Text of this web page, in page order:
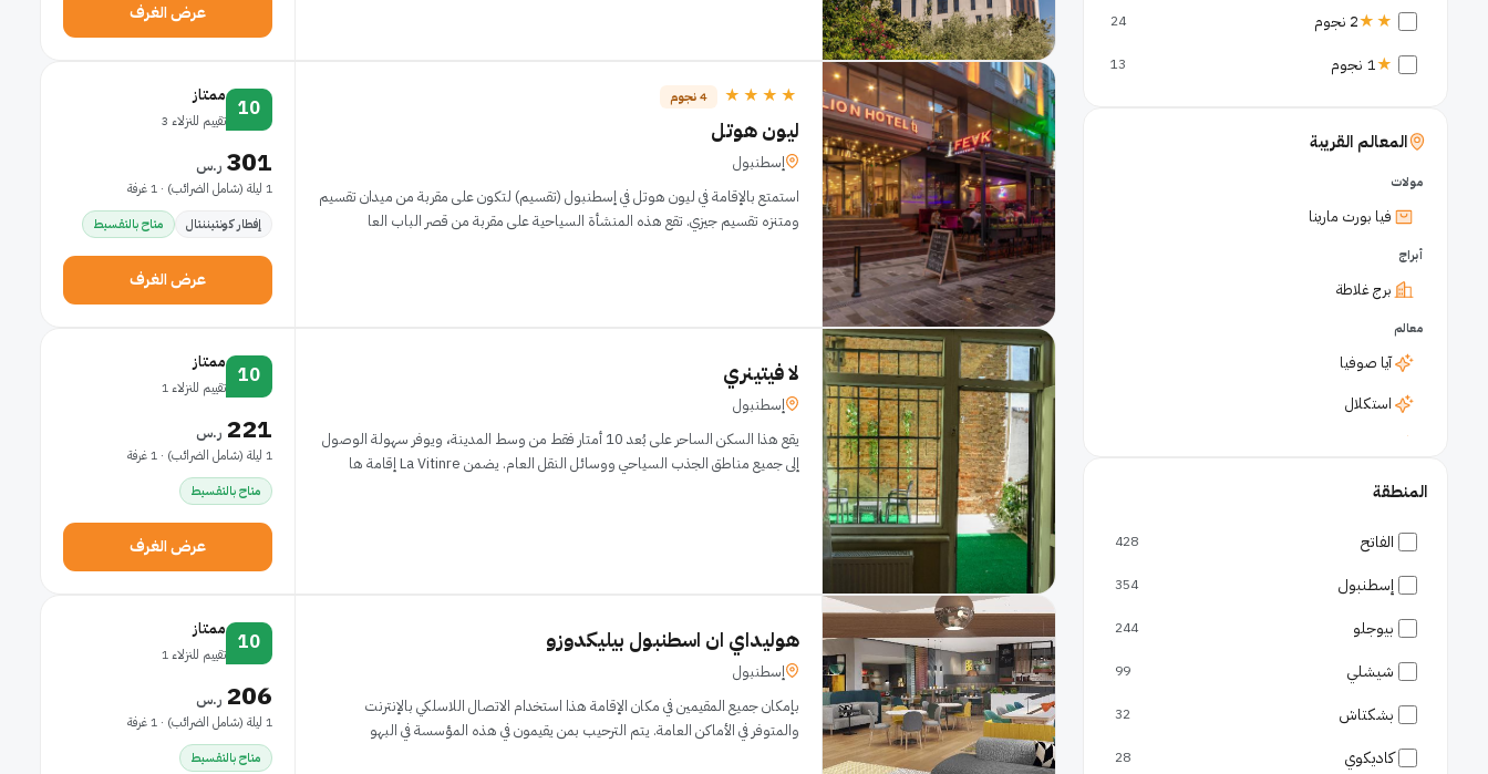
★★2 نجوم 24
★1 نجوم 13
المعالم القريبة
مولات
فيا بورت مارينا
أبراج
برج غلاطة
معالم
آيا صوفيا
استكلال
مساجد
قصور
قصر توبكابي
قصر دولما باهتشة
أسواق
البازار الكبير
البازار المصري
المنطقة
الفاتح 428
إسطنبول 354
بيوجلو 244
شيشلي 99
بشكتاش 32
كاديكوي 28
عرض الغرف
★★★★ 4 نجوم
ليون هوتل
إسطنبول
استمتع بالإقامة في ليون هوتل في إسطنبول (تقسيم) لتكون على مقربة من ميدان تقسيم
ومتنزه تقسيم جيزي. تقع هذه المنشأة السياحية على مقربة من قصر الباب العا
10
ممتاز
تقييم للنزلاء 3
301 ر.س
1 ليلة (شامل الضرائب) · 1 غرفة
إفطار كونتيننتال
متاح بالتقسيط
عرض الغرف
لا فيتينري
إسطنبول
يقع هذا السكن الساحر على بُعد 10 أمتار فقط من وسط المدينة، ويوفر سهولة الوصول
إلى جميع مناطق الجذب السياحي ووسائل النقل العام. يضمن La Vitinre إقامة ها
10
ممتاز
تقييم للنزلاء 1
221 ر.س
1 ليلة (شامل الضرائب) · 1 غرفة
متاح بالتقسيط
عرض الغرف
هوليداي ان اسطنبول بيليكدوزو
إسطنبول
بإمكان جميع المقيمين في مكان الإقامة هذا استخدام الاتصال اللاسلكي بالإنترنت
والمتوفر في الأماكن العامة. يتم الترحيب بمن يقيمون في هذه المؤسسة في البهو
10
ممتاز
تقييم للنزلاء 1
206 ر.س
1 ليلة (شامل الضرائب) · 1 غرفة
متاح بالتقسيط